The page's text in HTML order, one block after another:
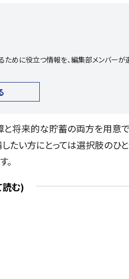
ために役立つ情報を、編集部メンバーが
将来的な貯蓄の両方を用意
たい方にとっては選択肢のひ